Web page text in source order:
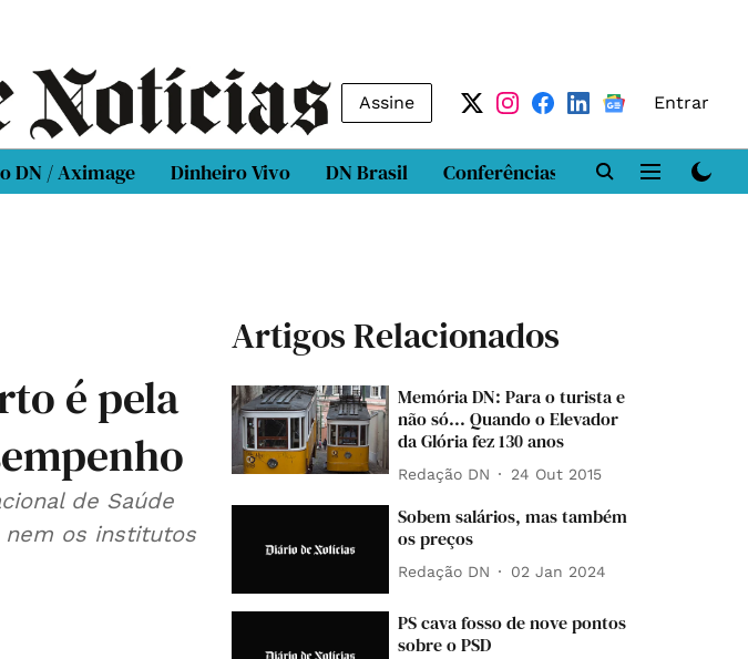
Assine Entrar
DN / Aximage Dinheiro Vivo DN Brasil Conferências DN LAB
é pela
de Saúde
nem os institutos
Artigos Relacionados
Memória DN: Para o turista e
não só... Quando o Elevador
da Glória fez 130 anos
Redação DN 24 Out 2015
Sobem salários, mas também
os preços
Redação DN 02 Jan 2024
PS cava fosso de nove pontos
sobre o PSD